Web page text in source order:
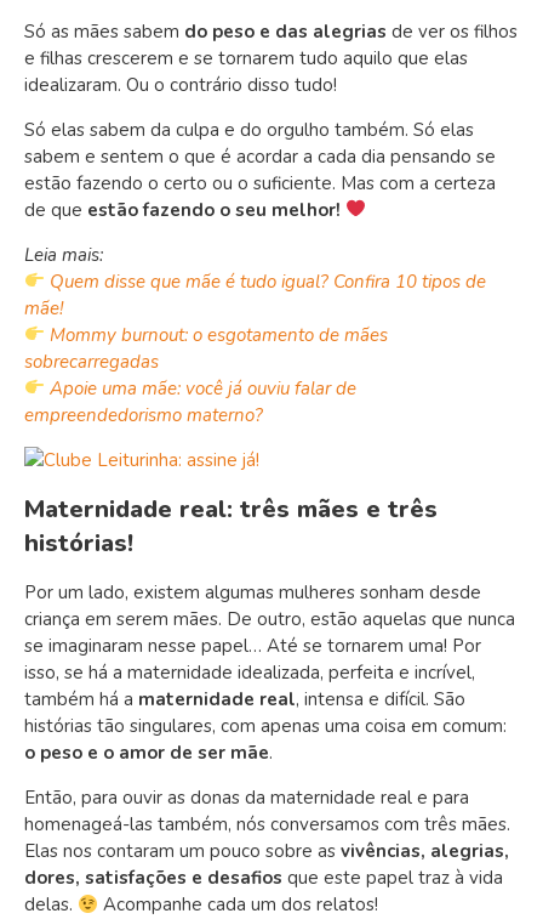
Só as mães sabem do peso e das alegrias de ver os filhos
e filhas crescerem e se tornarem tudo aquilo que elas
idealizaram. Ou o contrário disso tudo!
Só elas sabem da culpa e do orgulho também. Só elas
sabem e sentem o que é acordar a cada dia pensando se
estão fazendo o certo ou o suficiente. Mas com a certeza
de que estão fazendo o seu melhor!
Leia mais:
Quem disse que mãe é tudo igual? Confira 10 tipos de
mãe!
Mommy burnout: o esgotamento de mães
sobrecarregadas
Apoie uma mãe: você já ouviu falar de
empreendedorismo materno?
Maternidade real: três mães e três
histórias!
Por um lado, existem algumas mulheres sonham desde
criança em serem mães. De outro, estão aquelas que nunca
se imaginaram nesse papel… Até se tornarem uma! Por
isso, se há a maternidade idealizada, perfeita e incrível,
também há a maternidade real, intensa e difícil. São
histórias tão singulares, com apenas uma coisa em comum:
o peso e o amor de ser mãe.
Então, para ouvir as donas da maternidade real e para
homenageá-las também, nós conversamos com três mães.
Elas nos contaram um pouco sobre as vivências, alegrias,
dores, satisfações e desafios que este papel traz à vida
delas.
Acompanhe cada um dos relatos!